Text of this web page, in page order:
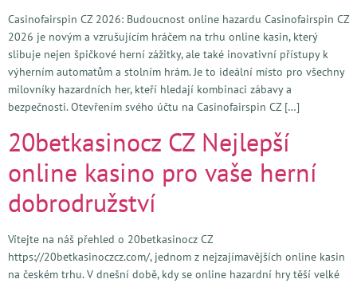
Casinofairspin CZ 2026: Budoucnost online hazardu Casinofairspin CZ
2026 je novým a vzrušujícím hráčem na trhu online kasin, který
slibuje nejen špičkové herní zážitky, ale také inovativní přístupy k
výherním automatům a stolním hrám. Je to ideální místo pro všechny
milovníky hazardních her, kteří hledají kombinaci zábavy a
bezpečnosti. Otevřením svého účtu na Casinofairspin CZ […]
20betkasinocz CZ Nejlepší
online kasino pro vaše herní
dobrodružství
Vítejte na náš přehled o 20betkasinocz CZ
https://20betkasinoczcz.com/, jednom z nejzajímavějších online kasin
na českém trhu. V dnešní době, kdy se online hazardní hry těší velké